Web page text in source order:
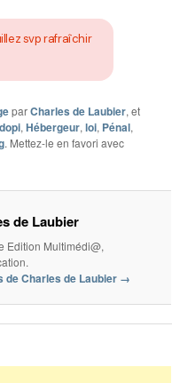
svp rafraîchir
parCharles de Laubier, et
,Hébergeur,loi, Pénal,
. Mettez-le en favori avec
de Laubier
Edition Multimédi@,
de Charles de Laubier →